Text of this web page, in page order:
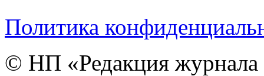
Политика
© НП «Редакция